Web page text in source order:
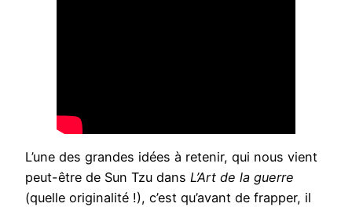
L’une des grandes idées à retenir, qui nous vient
peut-être de Sun Tzu dans L’Art de la guerre
(quelle originalité !), c’est qu’avant de frapper, il